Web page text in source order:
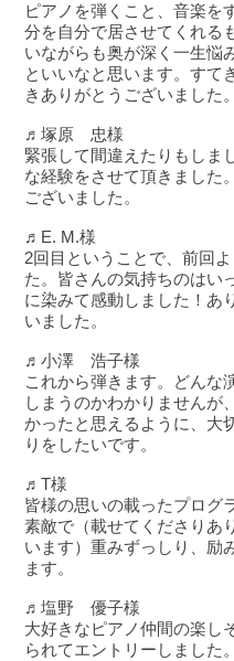
ピアノを弾くこと、音楽を
分を自分で居させてくれる
いながらも奥が深く一生悩
といいなと思います。すて
きありがとうございました。
♬塚原 忠様
緊張して間違えたりもしま
な経験をさせて頂きました
ございました。
♬E. M.様
2回目ということで、前回
た。皆さんの気持ちのはい
に染みて感動しました！あ
いました。
♬小澤 浩子様
これから弾きます。どんな
しまうのかわかりませんが
かったと思えるように、大
りをしたいです。
♬T様
皆様の思いの載ったプログ
素敵で（載せてくださりあ
います）重みずっしり、励
ます。
♬塩野 優子様
大好きなピアノ仲間の楽し
られてエントリーしました